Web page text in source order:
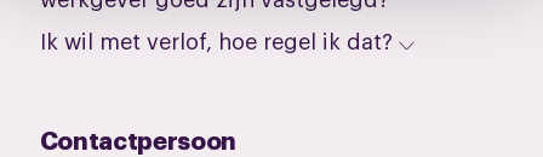
pagina.
Ik wil met verlof, hoe regel ik dat?
Contactpersoon